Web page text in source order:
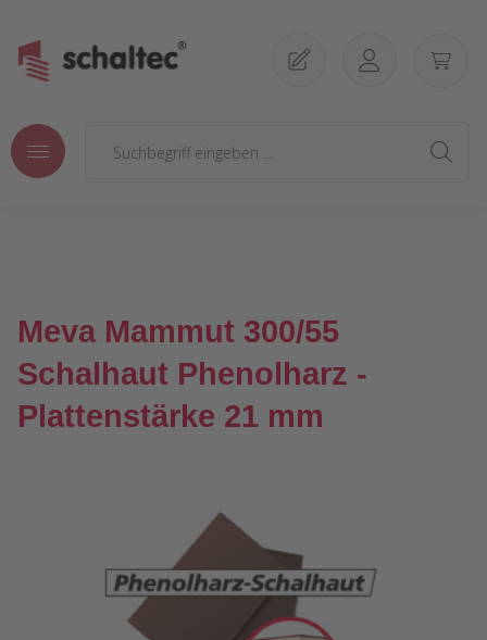
Meva Mammut 300/55
Schalhaut Phenolharz -
Plattenstärke 21 mm
Bildergalerie überspringen